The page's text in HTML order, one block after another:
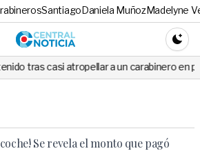
SantiagoDaniela MuñozMadelyne
Central
a un carabinero en plena fiscalización
Se revela el monto que pagó